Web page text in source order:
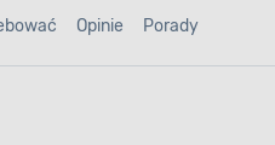
Opinie Porady